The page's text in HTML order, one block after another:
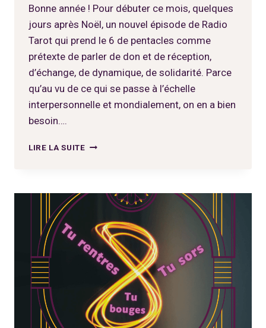
Bonne année ! Pour débuter ce mois, quelques
jours après Noël, un nouvel épisode de Radio
Tarot qui prend le 6 de pentacles comme
prétexte de parler de don et de réception,
d’échange, de dynamique, de solidarité. Parce
qu’au vu de ce qui se passe à l’échelle
interpersonnelle et mondialement, on en a bien
besoin….
LIRE LA SUITEDYNAMIQUE
DON
DE
PENTACLES